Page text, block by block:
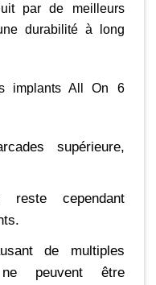
par de meilleurs
durabilité à long
implants All On 6
supérieure,
reste cependant
de multiples
peuvent être